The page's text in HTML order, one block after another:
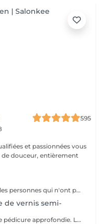
595
et passionnées vous
douceur, entièrement
La beauté des pieds est faite pour les personnes qui n'ont pas de problème particulier au niveau de leur pieds. Elle comprend la pousse des cuticules, la coupe des ongles et le limage, léger ponçage de la plaque de l'ongle, et rape de la plante du pied. Pose de vernis transparent et application de crème inclues.
de vernis semi-
La pédicure russe est une pédicure pédicure approfondie. La durée de votre vernis permanent va durer 1 semaine de plus.